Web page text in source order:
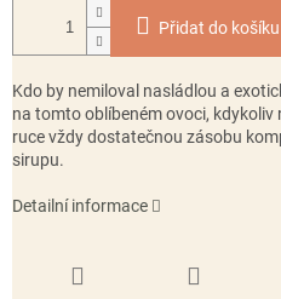
Přidat do košíku
Kdo by nemiloval nasládlou a
na tomto oblíbeném ovoci,
ruce vždy dostatečnou zásobu
sirupu.
Detailní informace